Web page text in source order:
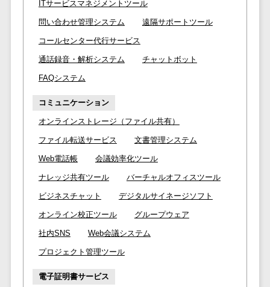
業務全般
業務標準化ツール>
FAX配信システム>
ChatGPTサービス>
ワークフローシステム>
物品管理システム>
帳票作成サービス>
物流・流通向け
ツール
コールセンタ
析システム
コミュニケー
オンラインス
トレージ（ファ
イル共有）
ファイル転送
テム
ITサービスマネジメントツール
問い合わせ管理システム 遠隔サポートツール
コールセンター代行サービス
通話録音・解析システム チャットボット
FAQシステム
コミュニケーション
オンラインストレージ（ファイル共有）
ファイル転送サービス 文書管理システム
Web電話帳 会議効率化ツール
ナレッジ共有ツール バーチャルオフィスツール
ビジネスチャット デジタルサイネージソフト
オンライン校正ツール グループウェア
社内SNS Web会議システム
プロジェクト管理ツール
電子証明書サービス